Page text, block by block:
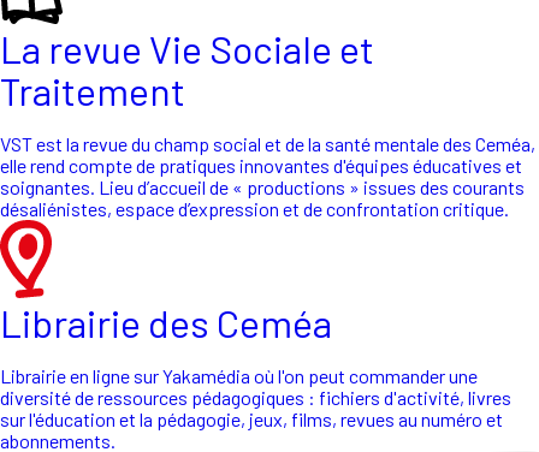
La revue Vie Sociale et
Traitement
VST est la revue du champ social et de la santé mentale des Ceméa,
elle rend compte de pratiques innovantes d'équipes éducatives et
soignantes. Lieu d’accueil de « productions » issues des courants
désaliénistes, espace d’expression et de confrontation critique.
Librairie des Ceméa
Librairie en ligne sur Yakamédia où l'on peut commander une
diversité de ressources pédagogiques : fichiers d'activité, livres
sur l'éducation et la pédagogie, jeux, films, revues au numéro et
abonnements.